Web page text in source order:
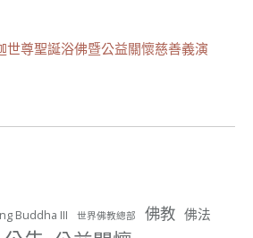
AM
世尊聖誕浴佛暨公益關懷慈善義演
Buddha III 世界佛教總部 佛教 佛法